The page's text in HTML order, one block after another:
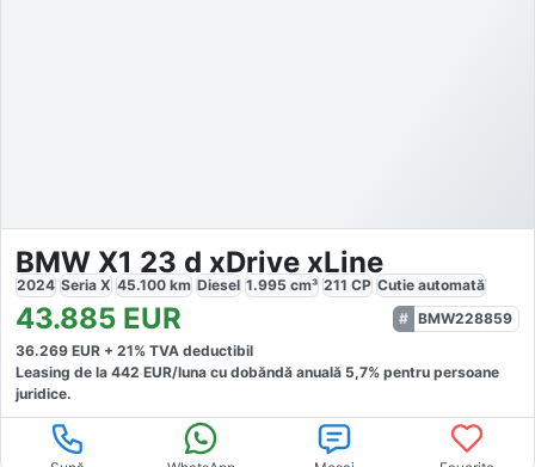
BMW X1 23 d xDrive xLine
2024 Seria X 45.100 km Diesel 1.995 cm³ 211 CP Cutie automată
43.885 EUR
BMW228859
36.269 EUR + 21% TVA deductibil
Leasing de la 442 EUR/luna cu dobăndă anuală 5,7% pentru persoane
juridice.